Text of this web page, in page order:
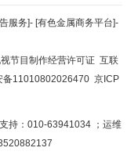
服务]- [有色金属商务平台]-
节目制作经营许可证 互联
备11010802026470 京ICP
持：010-63941034 ；运维